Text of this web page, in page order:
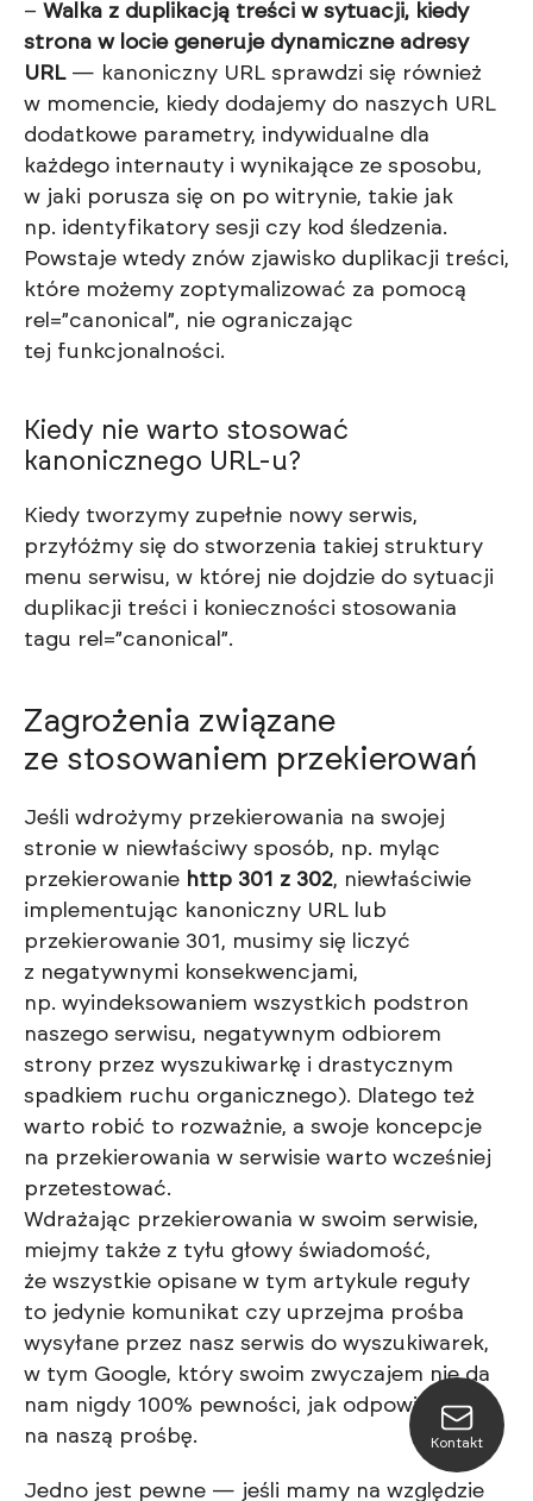
– Walka z duplikacją treści w sytuacji, kiedy
strona w locie generuje dynamiczne adresy
URL— kanoniczny URL sprawdzi się również
w momencie, kiedy dodajemy do naszych URL
dodatkowe parametry, indywidualne dla
każdego internauty i wynikające ze sposobu,
w jaki porusza się on po witrynie, takie jak
np. identyfikatory sesji czy kod śledzenia.
Powstaje wtedy znów zjawisko duplikacji treści,
które możemy zoptymalizować za pomocą
rel=”canonical”, nie ograniczając
tej funkcjonalności.
Kiedy nie warto stosować
kanonicznego URL-u?
Kiedy tworzymy zupełnie nowy serwis,
przyłóżmy się do stworzenia takiej struktury
menu serwisu, w której nie dojdzie do sytuacji
duplikacji treści i konieczności stosowania
tagu rel=”canonical”.
Zagrożenia związane
ze stosowaniem przekierowań
Jeśli wdrożymy przekierowania na swojej
stronie w niewłaściwy sposób, np. myląc
przekierowanie http 301 z 302, niewłaściwie
implementując kanoniczny URL lub
przekierowanie 301, musimy się liczyć
z negatywnymi konsekwencjami,
np. wyindeksowaniem wszystkich podstron
naszego serwisu, negatywnym odbiorem
strony przez wyszukiwarkę i drastycznym
spadkiem ruchu organicznego). Dlatego też
warto robić to rozważnie, a swoje koncepcje
na przekierowania w serwisie warto wcześniej
przetestować.
Wdrażając przekierowania w swoim serwisie,
miejmy także z tyłu głowy świadomość,
że wszystkie opisane w tym artykule reguły
to jedynie komunikat czy uprzejma prośba
wysyłane przez nasz serwis do wyszukiwarek,
w tym Google, który swoim zwyczajem nie da
nam nigdy 100% pewności, jak odpowie
na naszą prośbę.
Jedno jest pewne — jeśli mamy na względzie
Kontakt